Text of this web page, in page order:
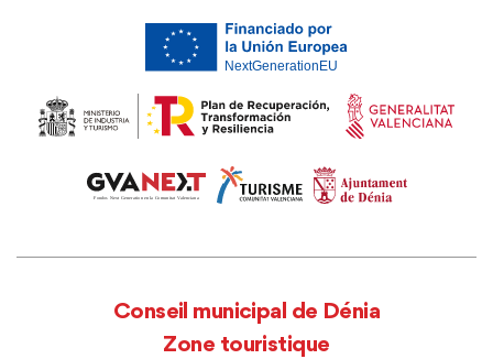
Conseil municipal de Dénia
Zone touristique